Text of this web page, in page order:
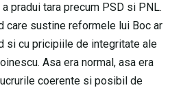
pradui tara precum PSD si PNL.
care sustine reformele lui Boc ar
si cu pricipiile de integritate ale
Asa era normal, asa era
coerente si posibil de